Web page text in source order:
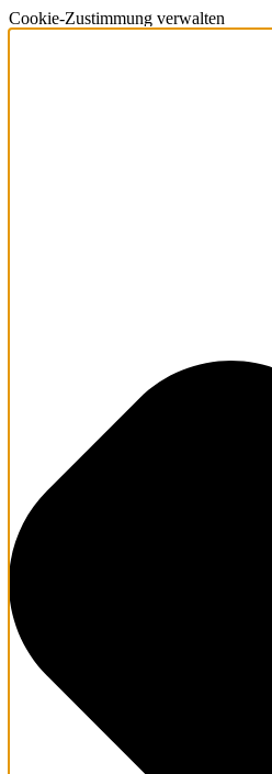
Cookie-Zustimmung verwalten